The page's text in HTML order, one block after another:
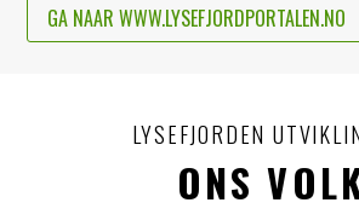
GA NAAR WWW.LYSEFJORDPORTALEN.NO
LYSEFJORDEN
ONS